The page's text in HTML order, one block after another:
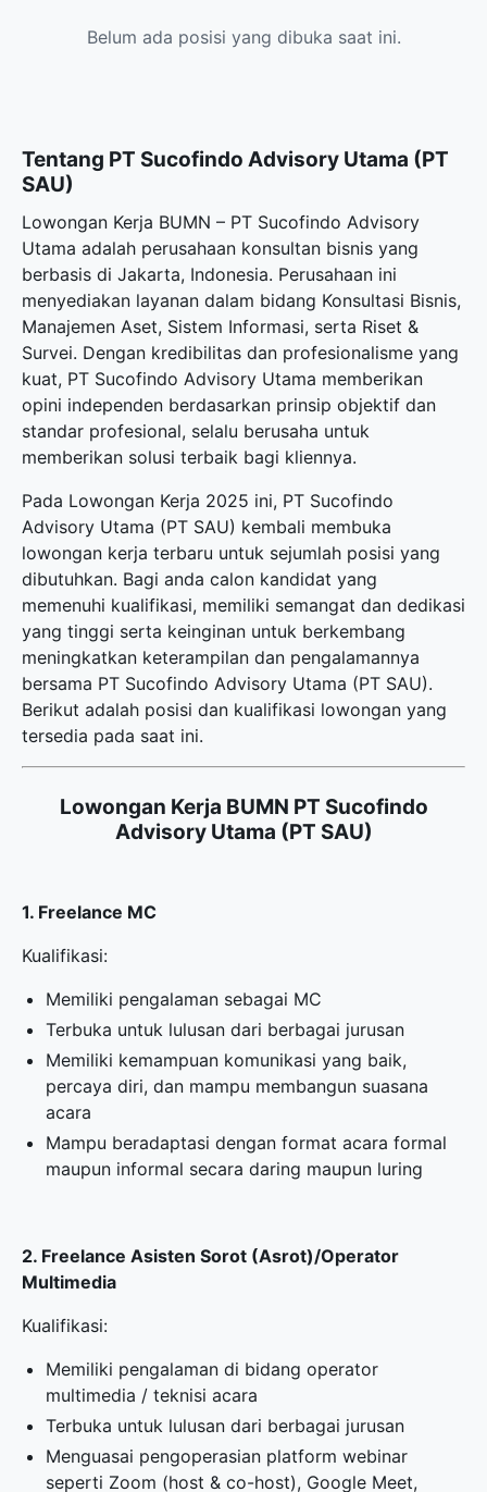
Belum ada posisi yang dibuka saat ini.
Tentang PT Sucofindo Advisory Utama (PT
SAU)
Lowongan Kerja BUMN – PT Sucofindo Advisory
Utama adalah perusahaan konsultan bisnis yang
berbasis di Jakarta, Indonesia. Perusahaan ini
menyediakan layanan dalam bidang Konsultasi Bisnis,
Manajemen Aset, Sistem Informasi, serta Riset &
Survei. Dengan kredibilitas dan profesionalisme yang
kuat, PT Sucofindo Advisory Utama memberikan
opini independen berdasarkan prinsip objektif dan
standar profesional, selalu berusaha untuk
memberikan solusi terbaik bagi kliennya.
Pada Lowongan Kerja 2025 ini, PT Sucofindo
Advisory Utama (PT SAU) kembali membuka
lowongan kerja terbaru untuk sejumlah posisi yang
dibutuhkan. Bagi anda calon kandidat yang
memenuhi kualifikasi, memiliki semangat dan dedikasi
yang tinggi serta keinginan untuk berkembang
meningkatkan keterampilan dan pengalamannya
bersama PT Sucofindo Advisory Utama (PT SAU).
Berikut adalah posisi dan kualifikasi lowongan yang
tersedia pada saat ini.
Lowongan Kerja BUMN PT Sucofindo
Advisory Utama (PT SAU)
1. Freelance MC
Kualifikasi:
Memiliki pengalaman sebagai MC
⁠Terbuka untuk lulusan dari berbagai jurusan
⁠Memiliki kemampuan komunikasi yang baik,
percaya diri, dan mampu membangun suasana
acara
⁠Mampu beradaptasi dengan format acara formal
maupun informal secara daring maupun luring
2. Freelance Asisten Sorot (Asrot)/Operator
Multimedia
Kualifikasi:
Memiliki pengalaman di bidang operator
multimedia / teknisi acara
⁠Terbuka untuk lulusan dari berbagai jurusan
⁠Menguasai pengoperasian platform webinar
seperti Zoom (host & co-host), Google Meet,